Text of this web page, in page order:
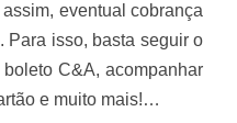
eventual cobrança
Para isso, basta seguir o
C&A, acompanhar
e muito mais!…